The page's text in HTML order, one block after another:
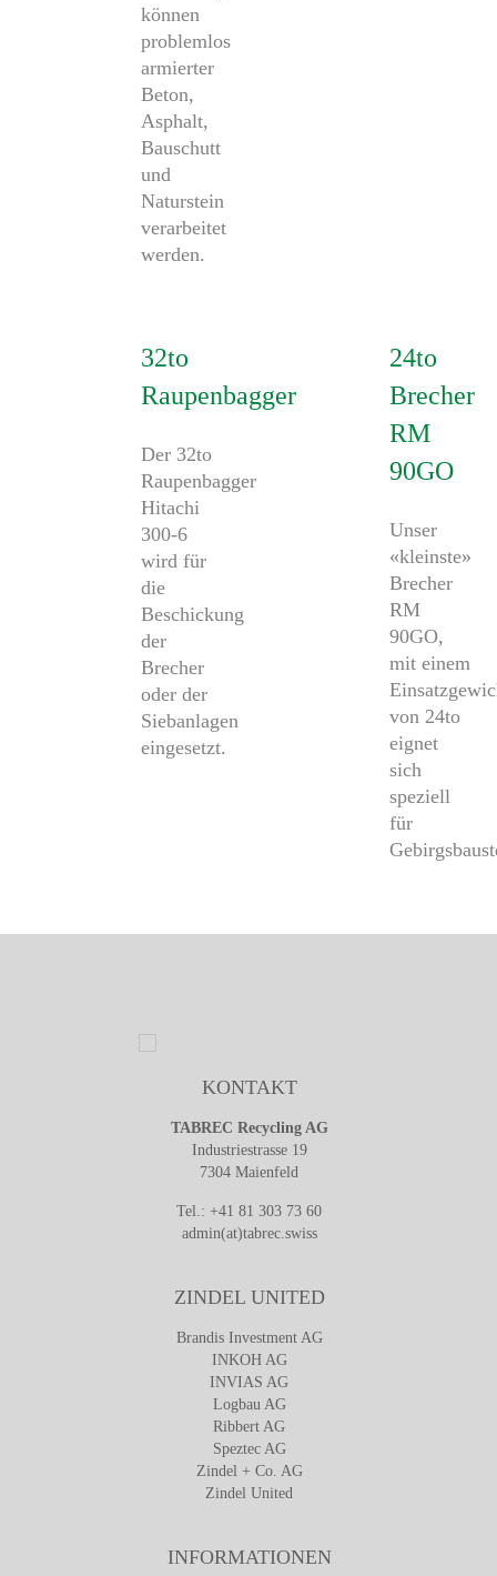
können
problemlos
armierter
Beton,
Asphalt,
Bauschutt
und
Naturstein
verarbeitet
werden.
32to
Raupenbagger
Der 32to
Raupenbagger
Hitachi
300-6
wird für
die
Beschickung
der
Brecher
oder der
Siebanlagen
eingesetzt.
24to
Brecher
RM
90GO
Unser
«kleinste»
Brecher
RM
90GO,
mit einem
von 24to
eignet
sich
speziell
für
KONTAKT
TABREC Recycling AG
Industriestrasse 19
7304 Maienfeld
Tel.: +41 81 303 73 60
admin(at)tabrec.swiss
ZINDEL UNITED
Brandis Investment AG
INKOH AG
INVIAS AG
Logbau AG
Ribbert AG
Speztec AG
Zindel + Co. AG
Zindel United
INFORMATIONEN